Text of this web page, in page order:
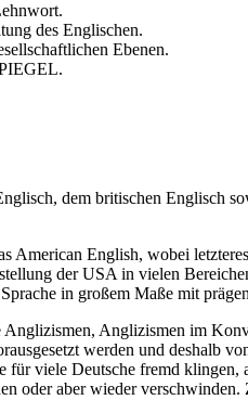
des Englischen.
Ebenen.
dem britischen Englisch
American English, wobei
der USA in vielen
in großem Maße mit
Anglizismen im
werden und deshalb
viele Deutsche fremd
oder aber wieder